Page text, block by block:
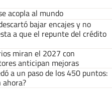
acopla al mundo
bajar encajes y no
a que el repunte del crédito
miran el 2027 con
anticipan mejoras
a un paso de los 450 puntos:
ahora?